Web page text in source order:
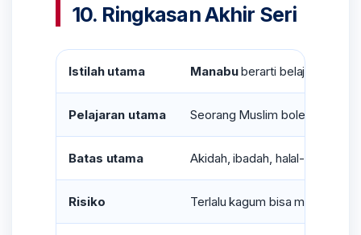
10. Ringkasan Akhir Seri
Istilah utama Manabuberarti belajar, yaitu
Pelajaran utama Seorang Muslim boleh belajar
Batas utama Akidah, ibadah, halal-haram,
Risiko Terlalu kagum bisa membuat